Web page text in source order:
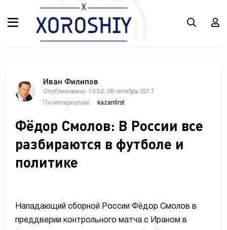
Иван Филипов
Опубликовано: 19:52, 09 октябрь 2017
По материалам:
kazanfirst
Фёдор Смолов: В России все
разбираются в футболе и
политике
Нападающий сборной России Фёдор Смолов в
преддверии контрольного матча с Ираном в